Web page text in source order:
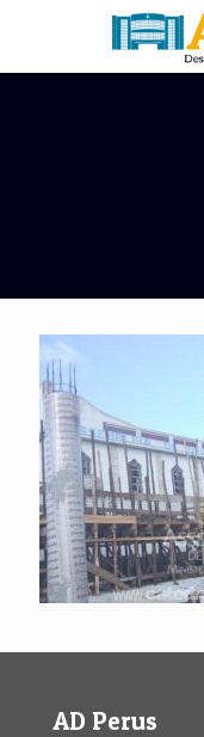
AD Perus